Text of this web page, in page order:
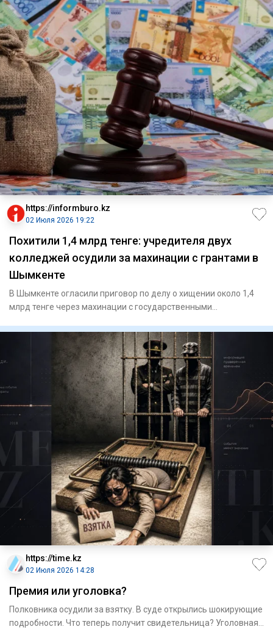
https://informburo.kz
02 Июля 2026 19:22
Похитили 1,4 млрд тенге: учредителя двух
колледжей осудили за махинации с грантами в
Шымкенте
В Шымкенте огласили приговор по делу о хищении около 1,4
млрд тенге через махинации с государственными
https://time.kz
02 Июля 2026 14:28
Премия или уголовка?
Полковника осудили за взятку. В суде открылись шокирующие
подробности. Что теперь получит свидетельница? Уголовная